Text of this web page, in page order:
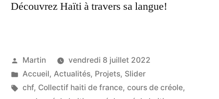
Découvrez Haïti à travers sa langue!
Publié
par
Martin
vendredi 8 juillet 2022
Publié
dans
Accueil, Actualités, Projets, Slider
Étiquettes :
chf, Collectif haiti de france, cours de créole,